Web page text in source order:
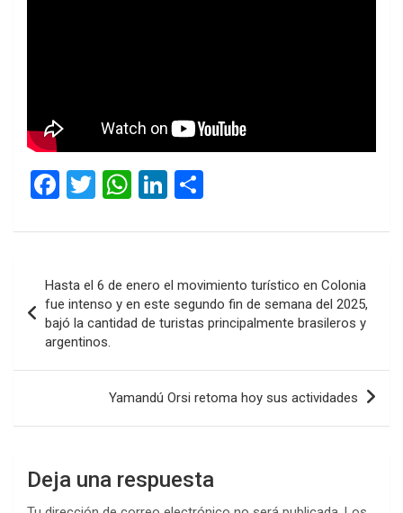
F
ce
o
o
k
T
tt
er
W
at
A
p
Li
ke
dI
n
m
p
ar
tir
de
entradas
Hasta el 6 de enero el movimiento turístico en Colonia
fue intenso y en este segundo fin de semana del 2025,
bajó la cantidad de turistas principalmente brasileros y
argentinos.
Yamandú Orsi retoma hoy sus actividades
Deja una respuesta